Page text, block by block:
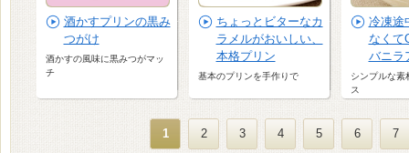
酒かすプリンの黒み
つがけ
酒かすの風味に黒みつがマッ
チ
ちょっとビターなカ
ラメルがおいしい、
本格プリン
基本のプリンを手作りで
冷凍途
なくて
バニラ
シンプルな素
ス
1 2 3 4 5 6 7